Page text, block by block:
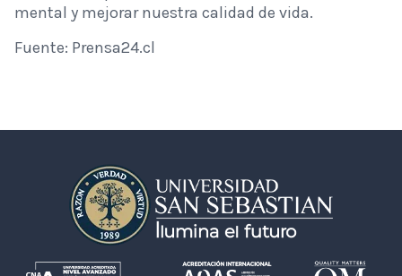
mental y mejorar nuestra calidad de vida.
Fuente: Prensa24.cl